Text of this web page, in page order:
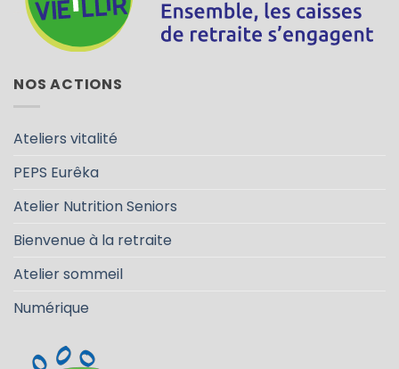
NOS ACTIONS
Ateliers vitalité
PEPS Eurêka
Atelier Nutrition Seniors
Bienvenue à la retraite
Atelier sommeil
Numérique